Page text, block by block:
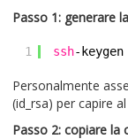
Passo 1: generare
1 ssh-
Personalmente
(id_rsa) per capire
Passo 2: copiare la